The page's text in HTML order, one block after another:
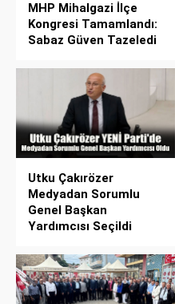
MHP Mihalgazi İlçe
Kongresi Tamamlandı:
Sabaz Güven Tazeledi
Utku Çakırözer
Medyadan Sorumlu
Genel Başkan
Yardımcısı Seçildi